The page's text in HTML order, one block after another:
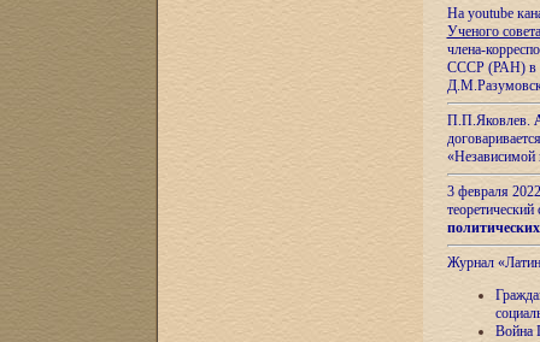
На youtube
Ученого
члена-
СССР (РАН) в
П.П.Яковлев.
«Независимой
3 февраля
теоретический
Журнал
Война